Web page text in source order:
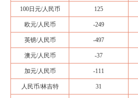
100日元/人民币 125
欧元/人民币 -249
英镑/人民币 -497
澳元/人民币 -37
加元/人民币 -111
人民币/林吉特 31